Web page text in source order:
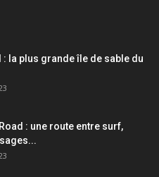
: la plus grande île de sable du
: une route entre surf,